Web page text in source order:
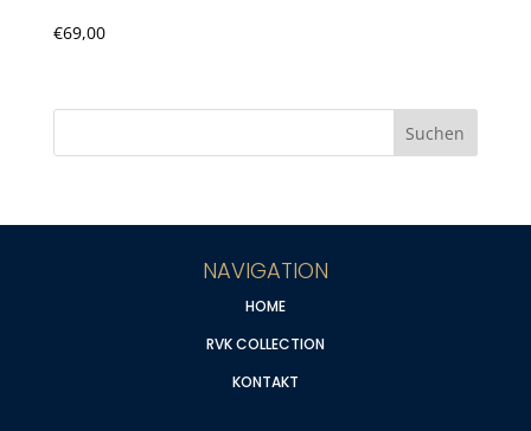
€69,00
NAVIGATION
HOME
RVK COLLECTION
KONTAKT